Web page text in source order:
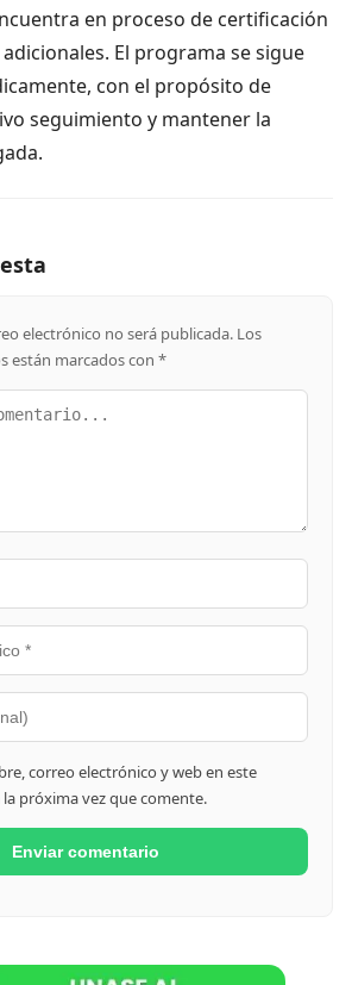
en proceso de certificación
El programa se sigue
con el propósito de
seguimiento y mantener la
electrónico no será publicada. Los
están marcados con *
correo electrónico y web en este
próxima vez que comente.